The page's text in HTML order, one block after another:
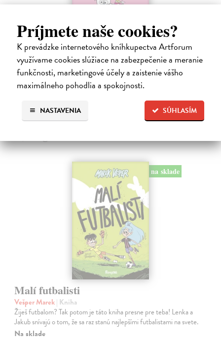
Príjmete naše cookies?
K prevádzke internetového kníhkupectva Artforum
využívame cookies slúžiace na zabezpečenie a meranie
funkčnosti, marketingové účely a zaistenie vášho
maximálneho pohodlia a spokojnosti.
SÚHLASÍM
NASTAVENIA
Ariol 4
Guibert Emmanuel| Kniha
PEŤULA je krásna a ako pekne vonia! Ariol sedí v triede rovno za ňou
a vo svojich myšlienkach ju zasýpa komplimentami. Dokonca si
predstavuje, ako jej hovorí, že ju miluje.
17,10 €
na sklade
Malí futbalisti
Vešper Marek| Kniha
Žiješ futbalom? Tak potom je táto kniha presne pre teba! Lenka a
Jakub snívajú o tom, že sa raz stanú najlepšími futbalistami na svete.
Na sklade